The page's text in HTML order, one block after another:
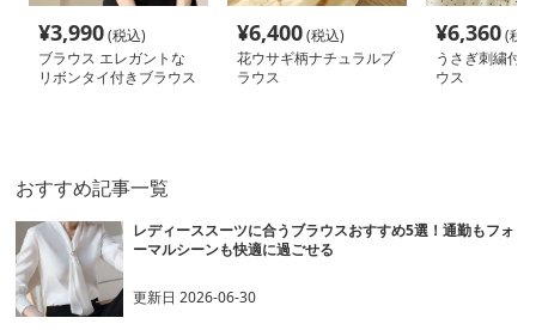
¥3,990(税込)
ブラウス エレガントな
リボンタイ付きブラウス
¥6,400(税込)
花ウサギ柄ナチュラルブ
ラウス
¥6,360(税
うさぎ刺繍付
ウス
おすすめ記事一覧
レディーススーツに合うブラウスおすすめ5選！通勤もフォ
ーマルシーンも快適に過ごせる
更新日2026-06-30